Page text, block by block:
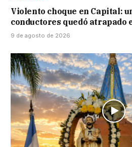
Violento choque en Capital:
conductores quedó atrapado
9 de agosto de 2026